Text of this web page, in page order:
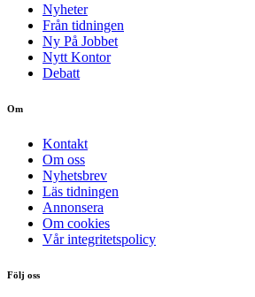
Nyheter
Från tidningen
Ny På Jobbet
Nytt Kontor
Debatt
Om
Kontakt
Om oss
Nyhetsbrev
Läs tidningen
Annonsera
Om cookies
Vår integritetspolicy
Följ oss